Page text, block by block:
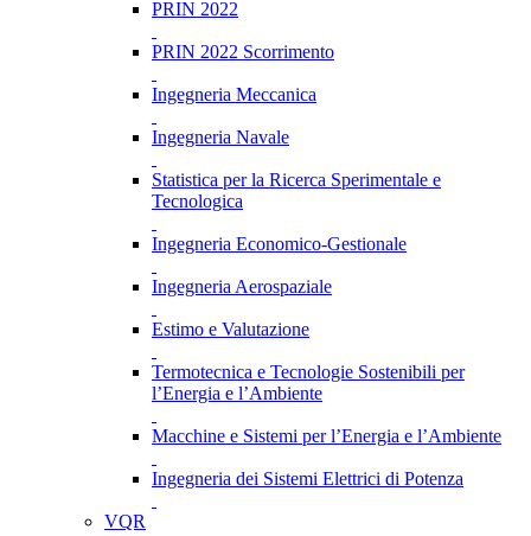
PRIN 2022
PRIN 2022 Scorrimento
Ingegneria Meccanica
Ingegneria Navale
Statistica per la Ricerca Sperimentale e
Tecnologica
Ingegneria Economico-Gestionale
Ingegneria Aerospaziale
Estimo e Valutazione
Termotecnica e Tecnologie Sostenibili per
l’Energia e l’Ambiente
Macchine e Sistemi per l’Energia e l’Ambiente
Ingegneria dei Sistemi Elettrici di Potenza
VQR